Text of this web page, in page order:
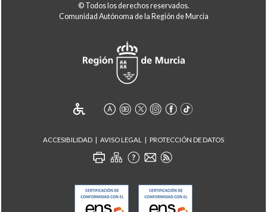
© Todos los derechos reservados.
Comunidad Autónoma de la Región de Murcia
ACCESIBILIDAD AVISO LEGAL PROTECCIÓN DE DATOS